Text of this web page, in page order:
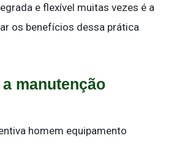
e flexível muitas vezes é a
os benefícios dessa prática
manutenção